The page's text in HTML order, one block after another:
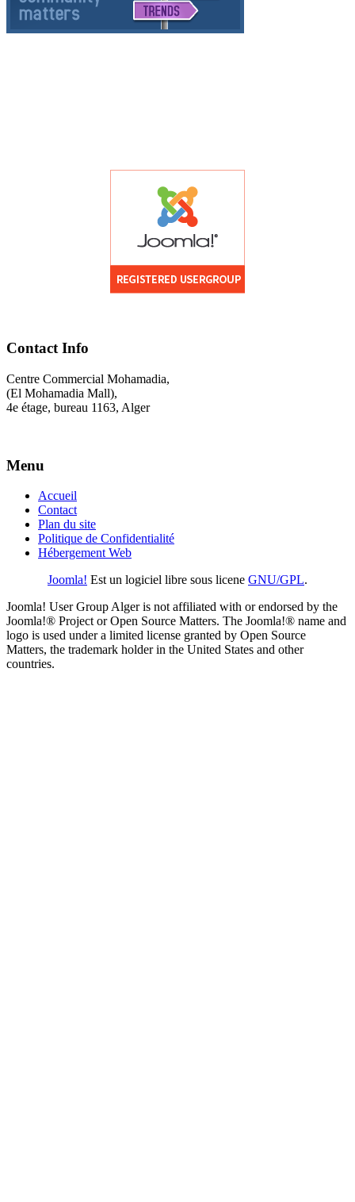
Contact Info
Centre Commercial Mohamadia,
(El Mohamadia Mall),
4e étage, bureau 1163, Alger
Menu
Accueil
Contact
Plan du site
Politique de Confidentialité
Hébergement Web
Joomla! Est un logiciel libre sous licene GNU/GPL.
Joomla! User Group Alger is not affiliated with or endorsed by the
Joomla!® Project or Open Source Matters. The Joomla!® name and
logo is used under a limited license granted by Open Source
Matters, the trademark holder in the United States and other
countries.